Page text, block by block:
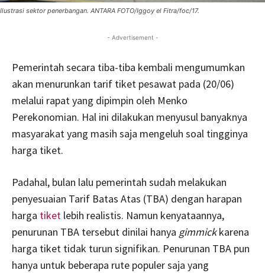
Ilustrasi sektor penerbangan. ANTARA FOTO/Iggoy el Fitra/foc/17.
- Advertisement -
Pemerintah secara tiba-tiba kembali mengumumkan
akan menurunkan tarif tiket pesawat pada (20/06)
melalui rapat yang dipimpin oleh Menko
Perekonomian. Hal ini dilakukan menyusul banyaknya
masyarakat yang masih saja mengeluh soal tingginya
harga tiket.
Padahal, bulan lalu pemerintah sudah melakukan
penyesuaian Tarif Batas Atas (TBA) dengan harapan
harga tiket lebih realistis. Namun kenyataannya,
penurunan TBA tersebut dinilai hanya gimmickkarena
harga tiket tidak turun signifikan. Penurunan TBA pun
hanya untuk beberapa rute populer saja yang